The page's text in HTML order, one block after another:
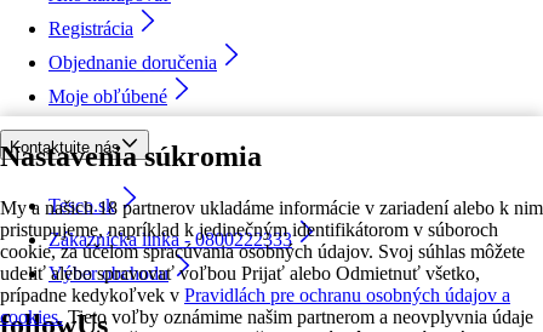
Nastavenia súkromia
My a našich 18 partnerov ukladáme informácie v zariadení alebo k nim
pristupujeme, napríklad k jedinečným identifikátorom v súboroch
cookie, za účelom spracúvania osobných údajov. Svoj súhlas môžete
udeliť alebo spravovať voľbou Prijať alebo Odmietnuť všetko,
prípadne kedykoľvek v Pravidlách pre ochranu osobných údajov a
cookies. Tieto voľby oznámime našim partnerom a neovplyvnia údaje
Registrácia
Objednanie doručenia
Moje obľúbené
Kontaktujte nás
Tesco.sk
Zákaznícka linka - 0800222333
Výber obchodu
followUs